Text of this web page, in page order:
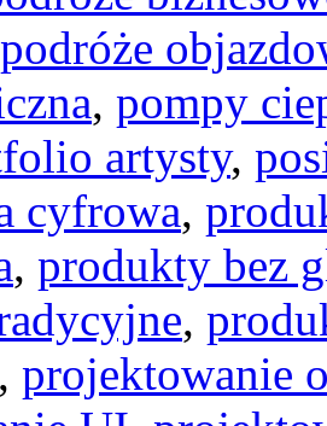
podróże
, pompy
artysty,
cyfrowa,
, produkty bez
,
, projektowanie